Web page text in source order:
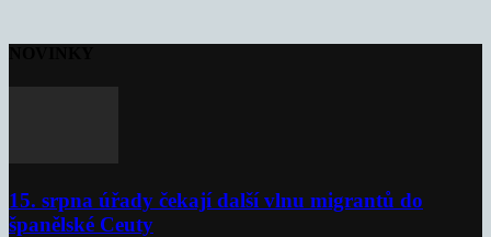
15. srpna úřady čekají další vlnu migrantů do
španělské Ceuty